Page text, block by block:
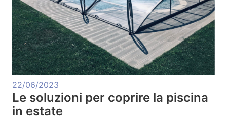
22/06/2023
Le soluzioni per coprire la piscina
in estate